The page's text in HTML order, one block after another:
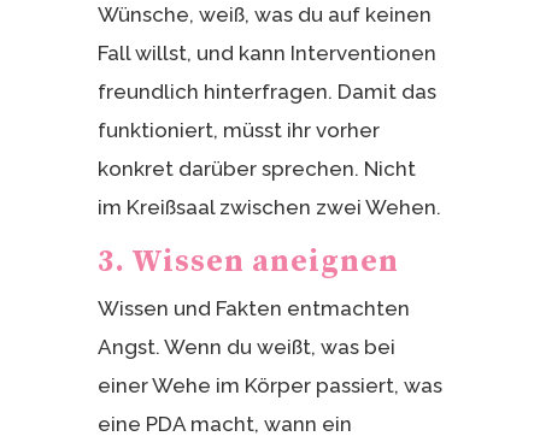
Wünsche, weiß, was du auf keinen
Fall willst, und kann Interventionen
freundlich hinterfragen. Damit das
funktioniert, müsst ihr vorher
konkret darüber sprechen. Nicht
im Kreißsaal zwischen zwei Wehen.
3. Wissen aneignen
Wissen und Fakten entmachten
Angst. Wenn du weißt, was bei
einer Wehe im Körper passiert, was
eine PDA macht, wann ein